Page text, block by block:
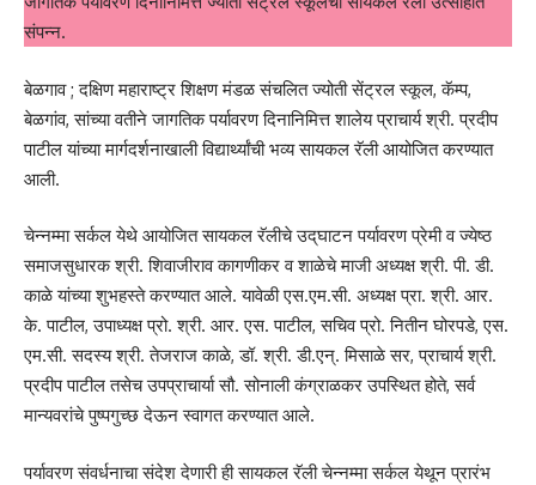
संपन्न.
बेळगाव ; दक्षिण महाराष्ट्र शिक्षण मंडळ संचलित ज्योती सेंट्रल स्कूल, कॅम्प,
बेळगांव, सांच्या वतीने जागतिक पर्यावरण दिनानिमित्त शालेय प्राचार्य श्री. प्रदीप
पाटील यांच्या मार्गदर्शनाखाली वि‌द्यार्थ्यांची भव्य सायकल रॅली आयोजित करण्यात
आली.
चेन्नम्मा सर्कल येथे आयोजित सायकल रॅलीचे उद्‌घाटन पर्यावरण प्रेमी व ज्येष्ठ
समाजसुधारक श्री. शिवाजीराव कागणीकर व शाळेचे माजी अध्यक्ष श्री. पी. डी.
काळे यांच्या शुभहस्ते करण्यात आले. यावेळी एस.एम.सी. अध्यक्ष प्रा. श्री. आर.
के. पाटील, उपाध्यक्ष प्रो. श्री. आर. एस. पाटील, सचिव प्रो. नितीन घोरपडे, एस.
एम.सी. सदस्य श्री. तेजराज काळे, डॉ. श्री. डी.एन्. मिसाळे सर, प्राचार्य श्री.
प्रदीप पाटील तसेच उपप्राचार्या सौ. सोनाली कंग्राळकर उपस्थित होते, सर्व
मान्यवरांचे पुष्पगुच्छ देऊन स्वागत करण्यात आले.
पर्यावरण संवर्धनाचा संदेश देणारी ही सायकल रॅली चेन्नम्मा सर्कल येथून प्रारंभ